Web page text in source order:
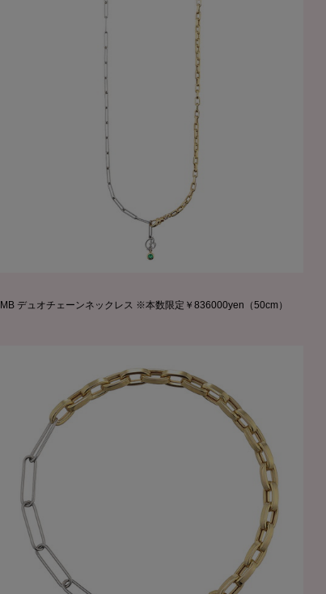
MB デュオチェーンネックレス ※本数限定￥836000yen（50cm）